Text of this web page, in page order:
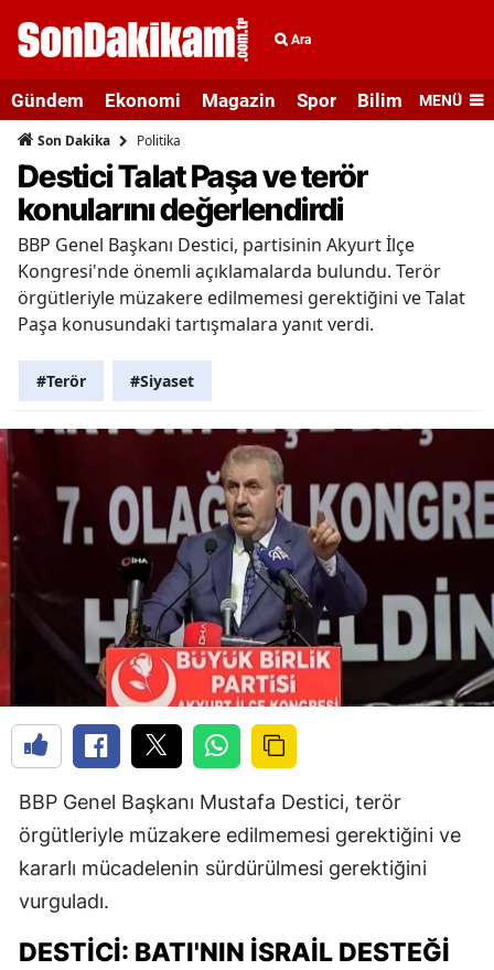
Ara
Gündem Ekonomi Magazin Spor Bilim veMENÜ
Son Dakika Politika
Destici Talat Paşa ve terör
konularını değerlendirdi
BBP Genel Başkanı Destici, partisinin Akyurt İlçe
Kongresi'nde önemli açıklamalarda bulundu. Terör
örgütleriyle müzakere edilmemesi gerektiğini ve Talat
Paşa konusundaki tartışmalara yanıt verdi.
#Terör #Siyaset
BBP Genel Başkanı Mustafa Destici, terör
örgütleriyle müzakere edilmemesi gerektiğini ve
kararlı mücadelenin sürdürülmesi gerektiğini
vurguladı.
DESTICI: BATI'NIN İSRAIL DESTEĞI